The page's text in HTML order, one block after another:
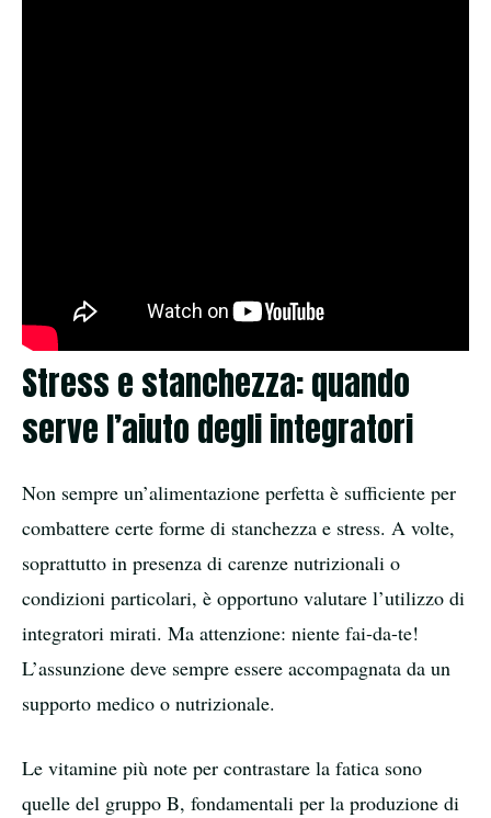
Stress e stanchezza: quando
serve l’aiuto degli integratori
Non sempre un’alimentazione perfetta è sufficiente per
combattere certe forme di stanchezza e stress. A volte,
soprattutto in presenza di carenze nutrizionali o
condizioni particolari, è opportuno valutare l’utilizzo di
integratori mirati. Ma attenzione: niente fai-da-te!
L’assunzione deve sempre essere accompagnata da un
supporto medico o nutrizionale.
Le vitamine più note per contrastare la fatica sono
quelle del gruppo B, fondamentali per la produzione di